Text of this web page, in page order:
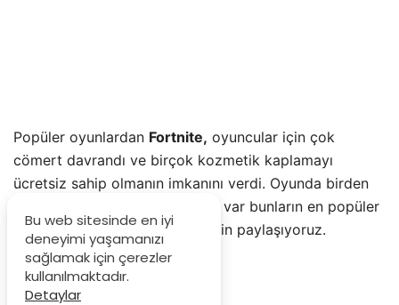
Popüler oyunlardan Fortnite, oyuncular için çok
cömert davrandı ve birçok kozmetik kaplamayı
ücretsiz sahip olmanın imkanını verdi. Oyunda birden
fazla ilginç tasarımlı kostümler var bunların en popüler
olanlarından 5 tanesini sizler için paylaşıyoruz.
Bu web sitesinde en iyi
deneyimi yaşamanızı
sağlamak için çerezler
kullanılmaktadır.
Detaylar